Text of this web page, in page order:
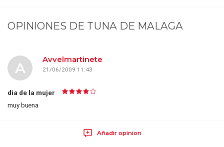
OPINIONES DE TUNA DE MALAGA
Avvelmartinete
21/06/2009 11:43
A
dia de la mujer
muy buena
Añadir opinion